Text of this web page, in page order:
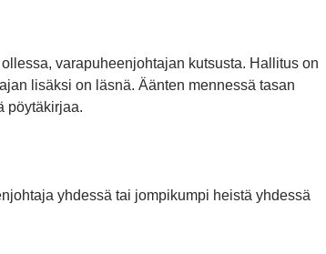
varapuheenjohtajan kutsusta. Hallitus on
lisäksi on läsnä. Äänten mennessä tasan
pöytäkirjaa.
yhdessä tai jompikumpi heistä yhdessä